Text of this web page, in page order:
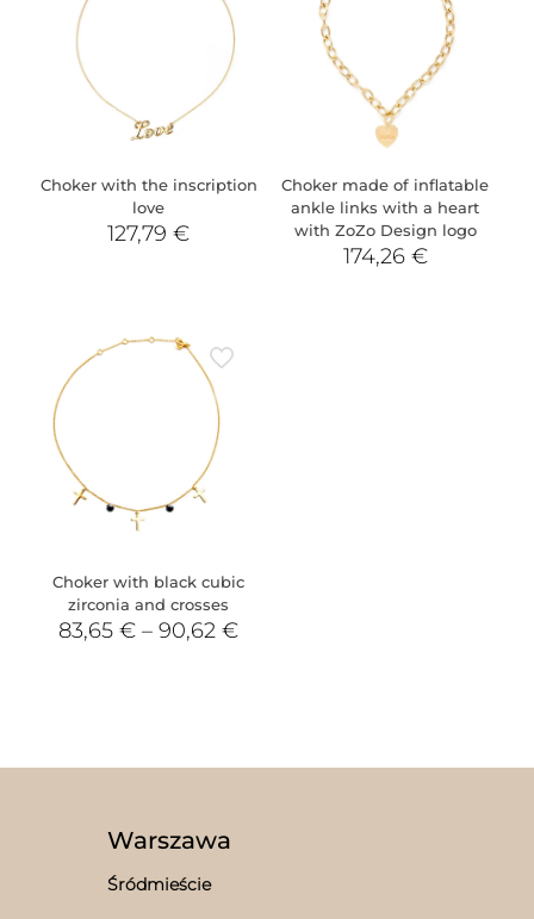
Choker with the inscription
love
127,79€
Choker made of inflatable
ankle links with a heart
with ZoZo Design logo
174,26 €
Choker with black cubic
zirconia and crosses
83,65€ –90,62€
Warszawa
Śródmieście